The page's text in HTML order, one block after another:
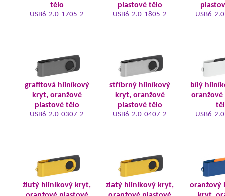
tělo
USB6-2.0-1705-2
plastové tělo
USB6-2.0-1805-2 USB6-
grafitová hliníkový
kryt, oranžové
plastové tělo
USB6-2.0-0307-2
stříbrný hliníkový
kryt, oranžové
plastové tělo
USB6-2.0-0407-2
bílý
oranžové
USB6-
žlutý hliníkový kryt,
zlatý hliníkový kryt,
oranžový